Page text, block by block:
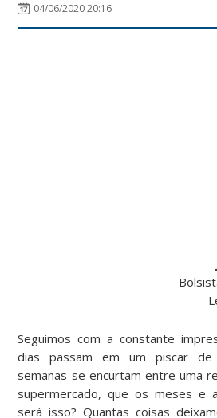
04/06/2020 20:16
Seguimos com a constante
dias passam em um piscar
semanas se encurtam entre uma
supermercado, que os meses e
será isso? Quantas coisas